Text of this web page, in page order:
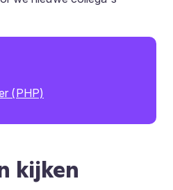
(PHP)
kijken